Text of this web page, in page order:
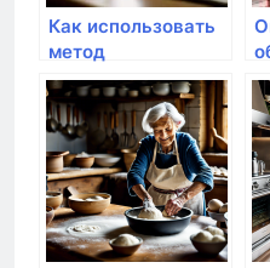
Как использовать
метод
конспектирования
для повышения
эффективности
обучения